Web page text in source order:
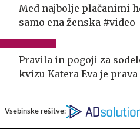
Med najbolje plačanimi
samo ena ženska #video
Pravila in pogoji za
kvizu Katera Eva je prava
Vsebinske rešitve: